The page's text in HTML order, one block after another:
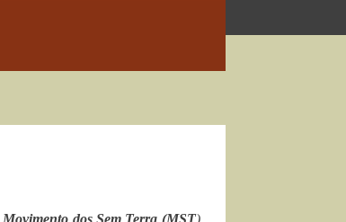
Movimento dos Sem Terra (MST),